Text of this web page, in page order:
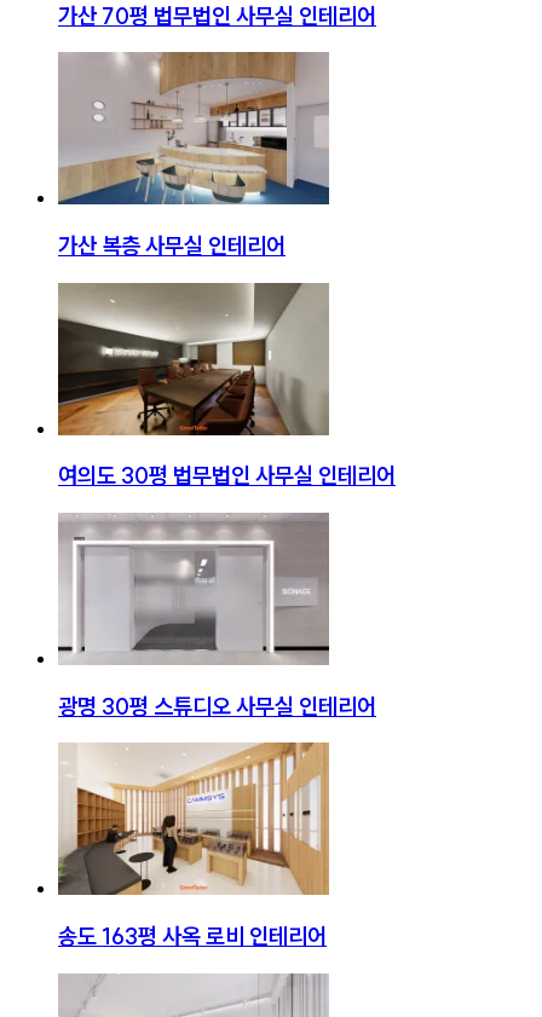
가산 70평 법무법인 사무실 인테리어
가산 복층 사무실 인테리어
여의도 30평 법무법인 사무실 인테리어
광명 30평 스튜디오 사무실 인테리어
송도 163평 사옥 로비 인테리어